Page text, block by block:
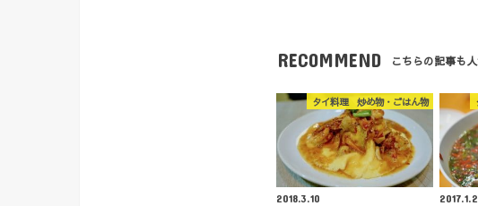
RECOMMEND こちらの記事も人
タイ料理 炒め物・ごはん物
2018.3.10